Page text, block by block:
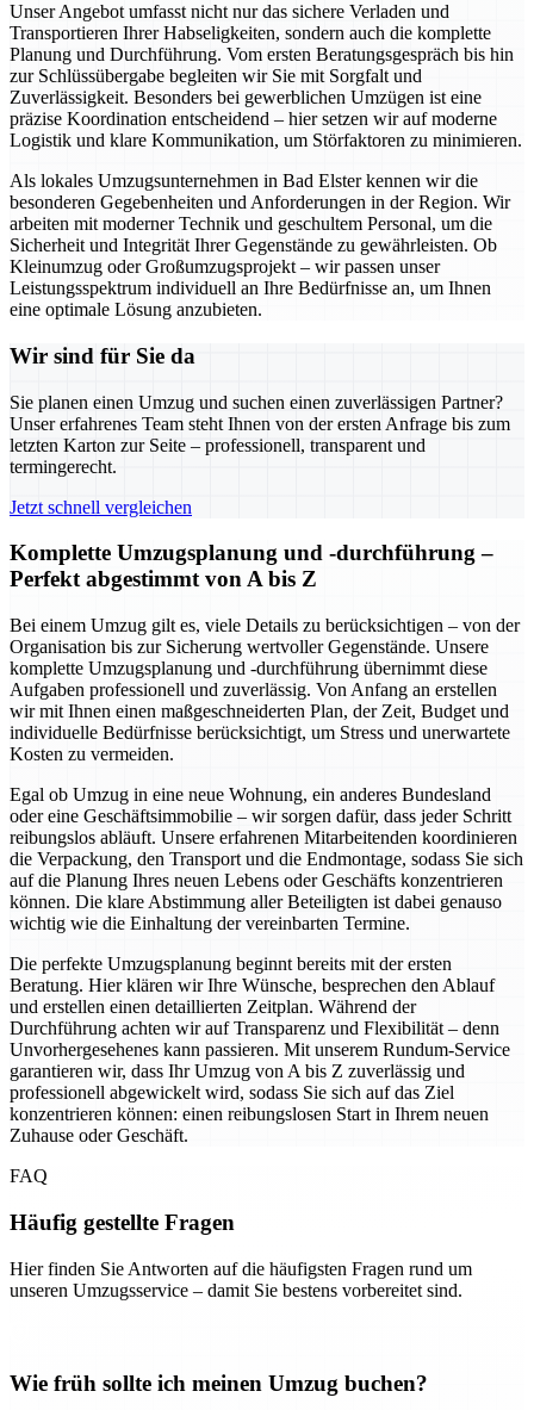
Unser Angebot umfasst nicht nur das sichere Verladen und
Transportieren Ihrer Habseligkeiten, sondern auch die komplette
Planung und Durchführung. Vom ersten Beratungsgespräch bis hin
zur Schlüssübergabe begleiten wir Sie mit Sorgfalt und
Zuverlässigkeit. Besonders bei gewerblichen Umzügen ist eine
präzise Koordination entscheidend – hier setzen wir auf moderne
Logistik und klare Kommunikation, um Störfaktoren zu minimieren.
Als lokales Umzugsunternehmen in Bad Elster kennen wir die
besonderen Gegebenheiten und Anforderungen in der Region. Wir
arbeiten mit moderner Technik und geschultem Personal, um die
Sicherheit und Integrität Ihrer Gegenstände zu gewährleisten. Ob
Kleinumzug oder Großumzugsprojekt – wir passen unser
Leistungsspektrum individuell an Ihre Bedürfnisse an, um Ihnen
eine optimale Lösung anzubieten.
Wir sind für Sie da
Sie planen einen Umzug und suchen einen zuverlässigen Partner?
Unser erfahrenes Team steht Ihnen von der ersten Anfrage bis zum
letzten Karton zur Seite – professionell, transparent und
termingerecht.
Jetzt schnell vergleichen
Komplette Umzugsplanung und -durchführung –
Perfekt abgestimmt von A bis Z
Bei einem Umzug gilt es, viele Details zu berücksichtigen – von der
Organisation bis zur Sicherung wertvoller Gegenstände. Unsere
komplette Umzugsplanung und -durchführung übernimmt diese
Aufgaben professionell und zuverlässig. Von Anfang an erstellen
wir mit Ihnen einen maßgeschneiderten Plan, der Zeit, Budget und
individuelle Bedürfnisse berücksichtigt, um Stress und unerwartete
Kosten zu vermeiden.
Egal ob Umzug in eine neue Wohnung, ein anderes Bundesland
oder eine Geschäftsimmobilie – wir sorgen dafür, dass jeder Schritt
reibungslos abläuft. Unsere erfahrenen Mitarbeitenden koordinieren
die Verpackung, den Transport und die Endmontage, sodass Sie sich
auf die Planung Ihres neuen Lebens oder Geschäfts konzentrieren
können. Die klare Abstimmung aller Beteiligten ist dabei genauso
wichtig wie die Einhaltung der vereinbarten Termine.
Die perfekte Umzugsplanung beginnt bereits mit der ersten
Beratung. Hier klären wir Ihre Wünsche, besprechen den Ablauf
und erstellen einen detaillierten Zeitplan. Während der
Durchführung achten wir auf Transparenz und Flexibilität – denn
Unvorhergesehenes kann passieren. Mit unserem Rundum-Service
garantieren wir, dass Ihr Umzug von A bis Z zuverlässig und
professionell abgewickelt wird, sodass Sie sich auf das Ziel
konzentrieren können: einen reibungslosen Start in Ihrem neuen
Zuhause oder Geschäft.
FAQ
Häufig gestellte Fragen
Hier finden Sie Antworten auf die häufigsten Fragen rund um
unseren Umzugsservice – damit Sie bestens vorbereitet sind.
Wie früh sollte ich meinen Umzug buchen?